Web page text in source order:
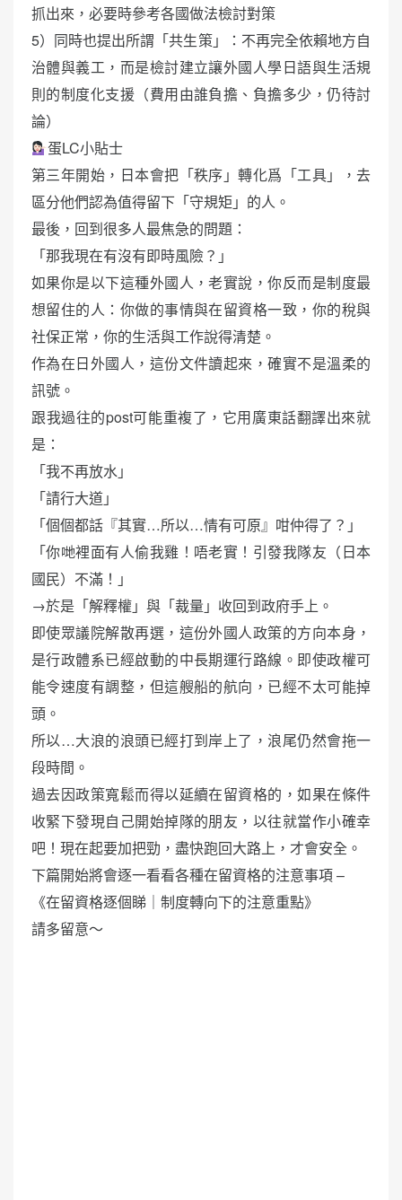
抓出來，必要時參考各國做法檢討對策
5）同時也提出所謂「共生策」：不再完全依賴地方自
治體與義工，而是檢討建立讓外國人學日語與生活規
則的制度化支援（費用由誰負擔、負擔多少，仍待討
論）
蛋LC小貼士
第三年開始，日本會把「秩序」轉化爲「工具」，去
區分他們認為值得留下「守規矩」的人。
最後，回到很多人最焦急的問題：
「那我現在有沒有即時風險？」
如果你是以下這種外國人，老實說，你反而是制度最
想留住的人：你做的事情與在留資格一致，你的稅與
社保正常，你的生活與工作說得清楚。
作為在日外國人，這份文件讀起來，確實不是溫柔的
訊號。
跟我過往的post可能重複了，它用廣東話翻譯出來就
是：
「我不再放水」
「請行大道」
「個個都話『其實…所以…情有可原』咁仲得了？」
「你哋裡面有人偷我雞！唔老實！引發我隊友（日本
國民）不滿！」
→於是「解釋權」與「裁量」收回到政府手上。
即使眾議院解散再選，這份外國人政策的方向本身，
是行政體系已經啟動的中長期運行路線。即使政權可
能令速度有調整，但這艘船的航向，已經不太可能掉
頭。
所以…大浪的浪頭已經打到岸上了，浪尾仍然會拖一
段時間。
過去因政策寬鬆而得以延續在留資格的，如果在條件
收緊下發現自己開始掉隊的朋友，以往就當作小確幸
吧！現在起要加把勁，盡快跑回大路上，才會安全。
下篇開始將會逐一看看各種在留資格的注意事項 –
《在留資格逐個睇｜制度轉向下的注意重點》
請多留意～